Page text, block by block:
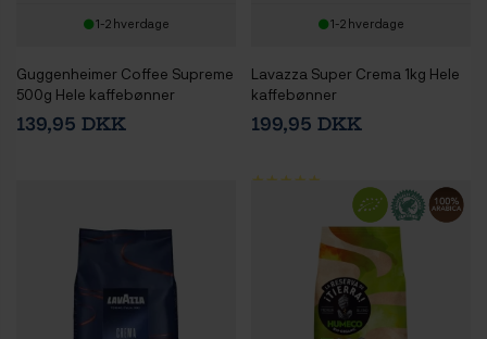
1-2 hverdage
Guggenheimer Coffee Supreme
500g Hele kaffebønner
139,95 DKK
1-2 hverdage
Lavazza Super Crema 1kg Hele
kaffebønner
199,95 DKK